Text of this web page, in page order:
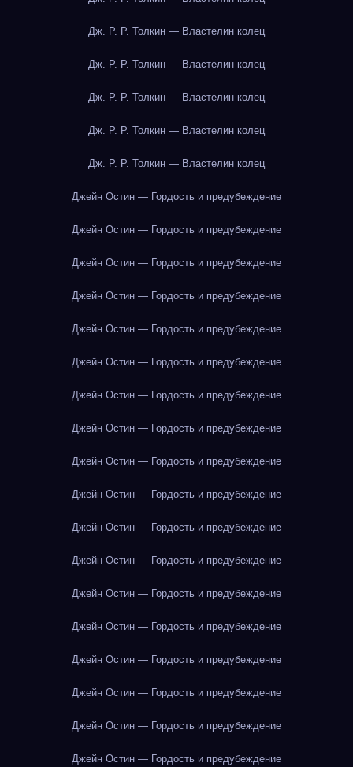
Дж. Р. Р. Толкин — Властелин колец
Дж. Р. Р. Толкин — Властелин колец
Дж. Р. Р. Толкин — Властелин колец
Дж. Р. Р. Толкин — Властелин колец
Дж. Р. Р. Толкин — Властелин колец
Джейн Остин — Гордость и предубеждение
Джейн Остин — Гордость и предубеждение
Джейн Остин — Гордость и предубеждение
Джейн Остин — Гордость и предубеждение
Джейн Остин — Гордость и предубеждение
Джейн Остин — Гордость и предубеждение
Джейн Остин — Гордость и предубеждение
Джейн Остин — Гордость и предубеждение
Джейн Остин — Гордость и предубеждение
Джейн Остин — Гордость и предубеждение
Джейн Остин — Гордость и предубеждение
Джейн Остин — Гордость и предубеждение
Джейн Остин — Гордость и предубеждение
Джейн Остин — Гордость и предубеждение
Джейн Остин — Гордость и предубеждение
Джейн Остин — Гордость и предубеждение
Джейн Остин — Гордость и предубеждение
Джейн Остин — Гордость и предубеждение